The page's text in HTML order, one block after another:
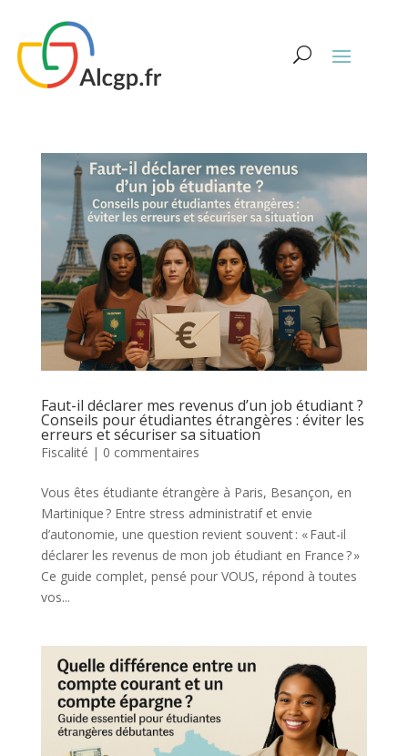
Faut-il déclarer mes revenus d’un job étudiant ?
Conseils pour étudiantes étrangères : éviter les
erreurs et sécuriser sa situation
Fiscalité | 0 commentaires
Vous êtes étudiante étrangère à Paris, Besançon, en
Martinique ? Entre stress administratif et envie
d’autonomie, une question revient souvent : « Faut-il
déclarer les revenus de mon job étudiant en France ? »
Ce guide complet, pensé pour VOUS, répond à toutes
vos...